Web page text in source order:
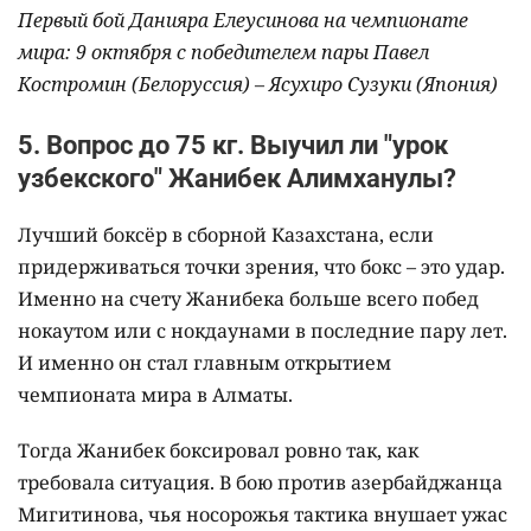
Первый бой Данияра Елеусинова на чемпионате
мира: 9 октября с победителем пары Павел
Костромин (Белоруссия) –Ясухиро Сузуки (Япония)
5. Вопрос до 75 кг. Выучил ли "урок
узбекского" Жанибек Алимханулы?
Лучший боксёр в сборной Казахстана, если
придерживаться точки зрения, что бокс – это удар.
Именно на счету Жанибека больше всего побед
нокаутом или с нокдаунами в последние пару лет.
И именно он стал главным открытием
чемпионата мира в Алматы.
Тогда Жанибек боксировал ровно так, как
требовала ситуация. В бою против азербайджанца
Мигитинова, чья носорожья тактика внушает ужас